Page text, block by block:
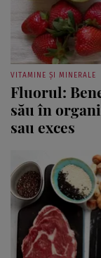
Fluorul:
său în
sau exces